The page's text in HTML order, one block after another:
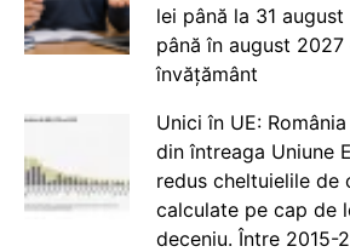
lei până la 31
până în august
învățământ
Unici în UE:
din întreaga Uniune
redus cheltuielile de
calculate pe cap de
deceniu. Între 2015-